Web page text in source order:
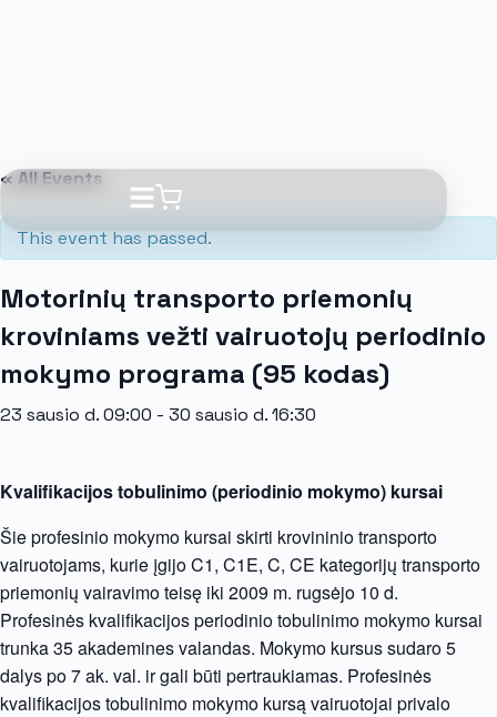
« All Events
This event has passed.
Motorinių transporto priemonių
kroviniams vežti vairuotojų periodinio
mokymo programa (95 kodas)
23 sausio d. 09:00 - 30 sausio d. 16:30
Kvalifikacijos tobulinimo (periodinio mokymo) kursai
Šie profesinio mokymo kursai skirti krovininio transporto
vairuotojams, kurie įgijo C1, C1E, C, CE kategorijų transporto
priemonių vairavimo teisę iki 2009 m. rugsėjo 10 d.
Profesinės kvalifikacijos periodinio tobulinimo mokymo kursai
trunka 35 akademines valandas. Mokymo kursus sudaro 5
dalys po 7 ak. val. ir gali būti pertraukiamas. Profesinės
kvalifikacijos tobulinimo mokymo kursą vairuotojai privalo